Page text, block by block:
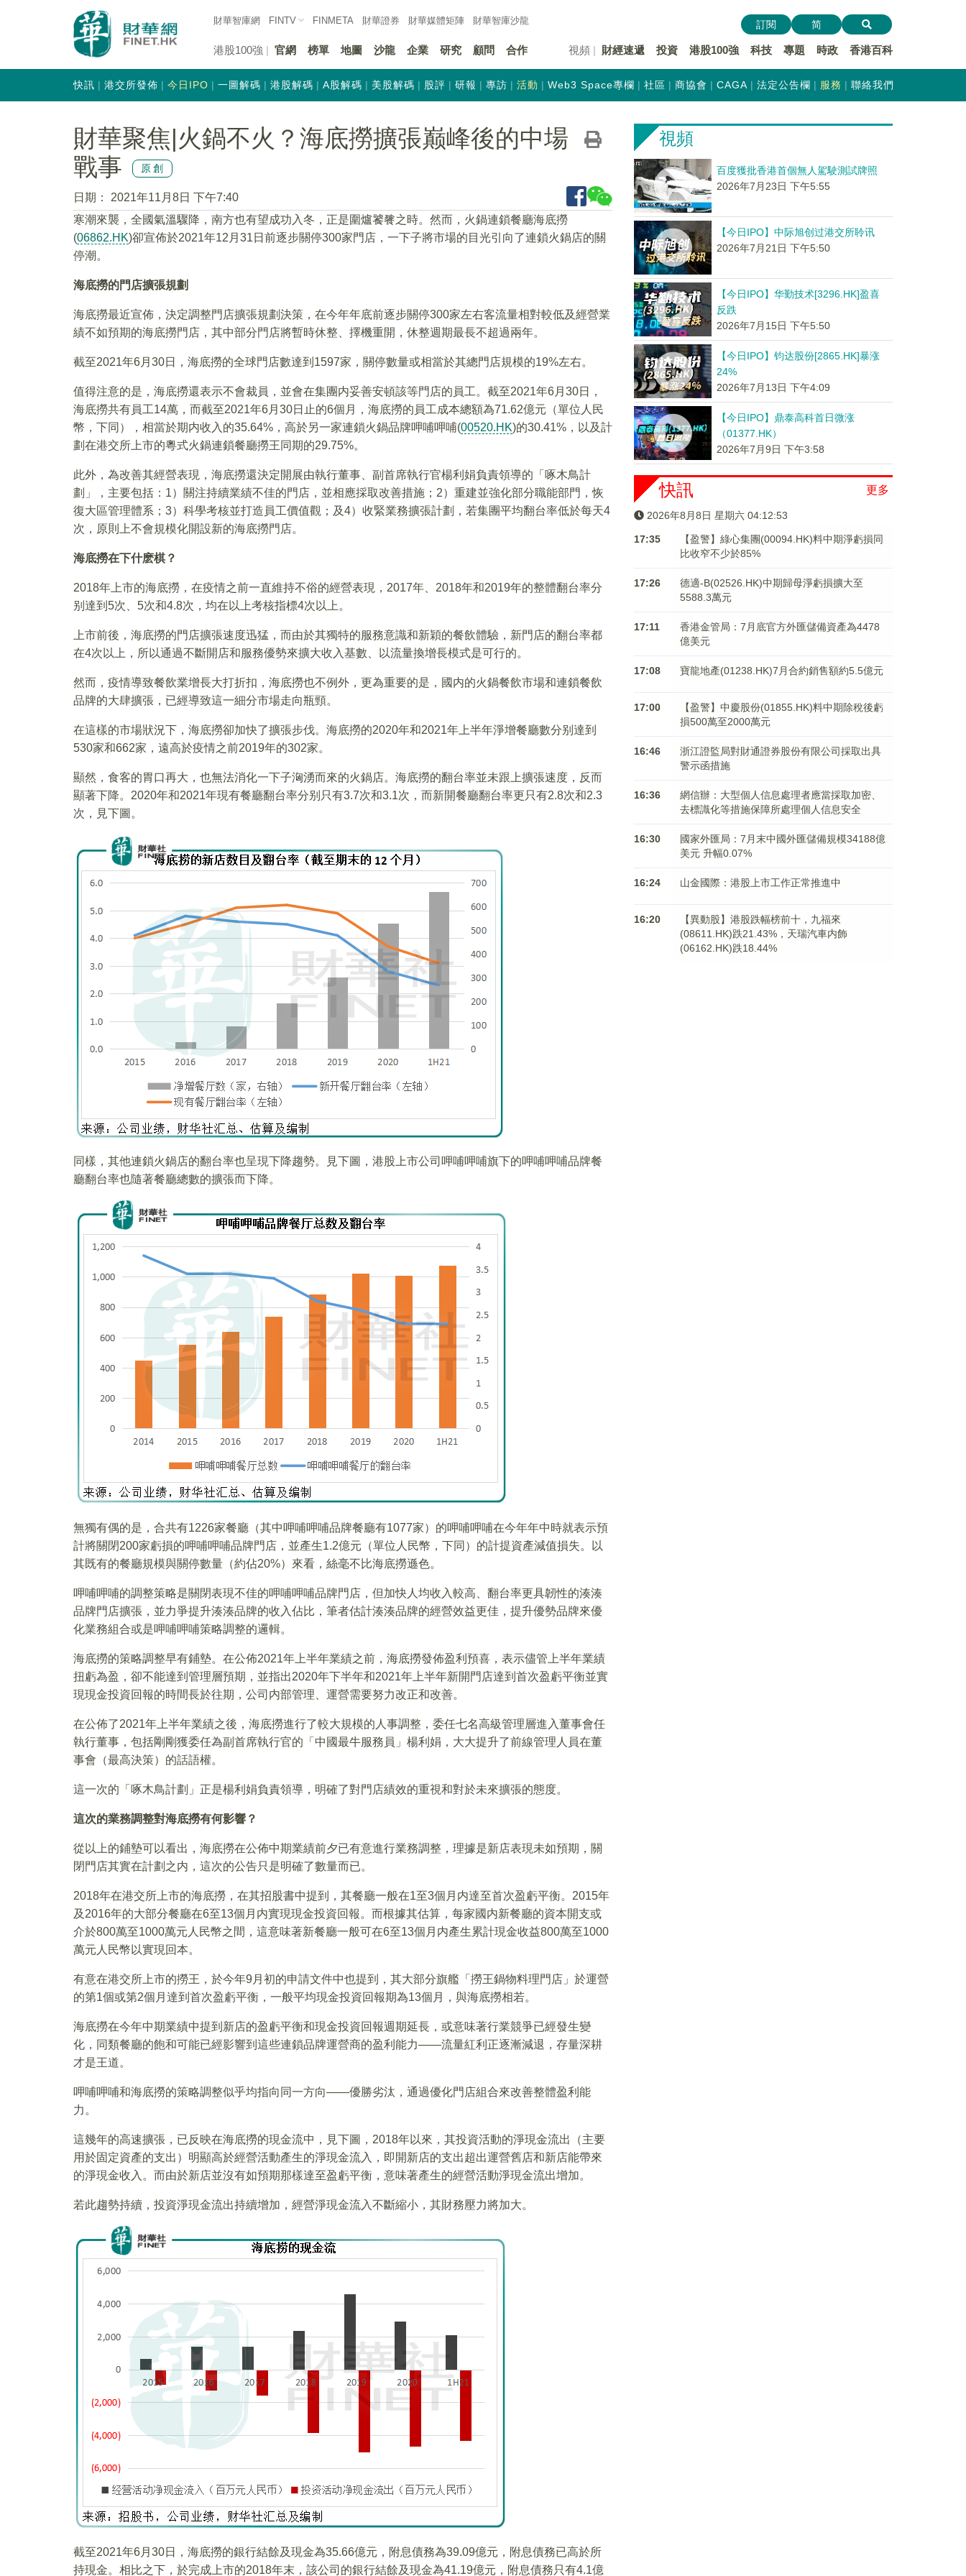
財華智庫網 FINTV FINMETA 財華證券 財華媒體矩陣 財華智庫沙龍
港股100強 官網 榜單 地圖 沙龍 企業 研究 顧問 合作 視頻 財經速遞 投資 港股100強 科技 專題 時政 香港百科
訂閱 简
快訊 港交所發佈 今日IPO 一圖解碼 港股解碼 A股解碼 美股解碼 股評 研報 專訪 活動 Web3 Space專欄 社區 商協會 CAGA 法定公告欄 服務 聯絡我們
財華聚焦|火鍋不火？海底撈擴張巅峰後的中場
戰事
原創
日期：
2021年11月8日 下午7:40
寒潮來襲，全國氣溫驟降，南方也有望成功入冬，正是圍爐饕餮之時。然而，火鍋連鎖餐廳海底撈
(06862.HK)卻宣佈於2021年12月31日前逐步關停300家門店，一下子將市場的目光引向了連鎖火鍋店的關
停潮。
海底撈的門店擴張規劃
海底撈最近宣佈，決定調整門店擴張規劃決策，在今年年底前逐步關停300家左右客流量相對較低及經營業
績不如預期的海底撈門店，其中部分門店將暫時休整、擇機重開，休整週期最長不超過兩年。
截至2021年6月30日，海底撈的全球門店數達到1597家，關停數量或相當於其總門店規模的19%左右。
值得注意的是，海底撈還表示不會裁員，並會在集團内妥善安頓該等門店的員工。截至2021年6月30日，
海底撈共有員工14萬，而截至2021年6月30日止的6個月，海底撈的員工成本總額為71.62億元（單位人民
幣，下同），相當於期内收入的35.64%，高於另一家連鎖火鍋品牌呷哺呷哺(00520.HK)的30.41%，以及計
劃在港交所上市的粵式火鍋連鎖餐廳撈王同期的29.75%。
此外，為改善其經營表現，海底撈還決定開展由執行董事、副首席執行官楊利娟負責領導的「啄木鳥計
劃」，主要包括：1）關注持續業績不佳的門店，並相應採取改善措施；2）重建並強化部分職能部門，恢
復大區管理體系；3）科學考核並打造員工價值觀；及4）收緊業務擴張計劃，若集團平均翻台率低於每天4
次，原則上不會規模化開設新的海底撈門店。
海底撈在下什麽棋？
2018年上市的海底撈，在疫情之前一直維持不俗的經營表現，2017年、2018年和2019年的整體翻台率分
别達到5次、5次和4.8次，均在以上考核指標4次以上。
上市前後，海底撈的門店擴張速度迅猛，而由於其獨特的服務意識和新穎的餐飲體驗，新門店的翻台率都
在4次以上，所以通過不斷開店和服務優勢來擴大收入基數、以流量換增長模式是可行的。
然而，疫情導致餐飲業增長大打折扣，海底撈也不例外，更為重要的是，國内的火鍋餐飲市場和連鎖餐飲
品牌的大肆擴張，已經導致這一細分市場走向瓶頸。
在這樣的市場狀況下，海底撈卻加快了擴張步伐。海底撈的2020年和2021年上半年淨增餐廳數分别達到
530家和662家，遠高於疫情之前2019年的302家。
顯然，食客的胃口再大，也無法消化一下子洶湧而來的火鍋店。海底撈的翻台率並未跟上擴張速度，反而
顯著下降。2020年和2021年現有餐廳翻台率分别只有3.7次和3.1次，而新開餐廳翻台率更只有2.8次和2.3
次，見下圖。
同樣，其他連鎖火鍋店的翻台率也呈現下降趨勢。見下圖，港股上市公司呷哺呷哺旗下的呷哺呷哺品牌餐
廳翻台率也隨著餐廳總數的擴張而下降。
無獨有偶的是，合共有1226家餐廳（其中呷哺呷哺品牌餐廳有1077家）的呷哺呷哺在今年年中時就表示預
計將關閉200家虧損的呷哺呷哺品牌門店，並產生1.2億元（單位人民幣，下同）的計提資產減值損失。以
其既有的餐廳規模與關停數量（約佔20%）來看，絲毫不比海底撈遜色。
呷哺呷哺的調整策略是關閉表現不佳的呷哺呷哺品牌門店，但加快人均收入較高、翻台率更具韌性的湊湊
品牌門店擴張，並力爭提升湊湊品牌的收入佔比，筆者估計湊湊品牌的經營效益更佳，提升優勢品牌來優
化業務組合或是呷哺呷哺策略調整的邏輯。
海底撈的策略調整早有鋪墊。在公佈2021年上半年業績之前，海底撈發佈盈利預喜，表示儘管上半年業績
扭虧為盈，卻不能達到管理層預期，並指出2020年下半年和2021年上半年新開門店達到首次盈虧平衡並實
現現金投資回報的時間長於往期，公司内部管理、運營需要努力改正和改善。
在公佈了2021年上半年業績之後，海底撈進行了較大規模的人事調整，委任七名高級管理層進入董事會任
執行董事，包括剛剛獲委任為副首席執行官的「中國最牛服務員」楊利娟，大大提升了前線管理人員在董
事會（最高決策）的話語權。
這一次的「啄木鳥計劃」正是楊利娟負責領導，明確了對門店績效的重視和對於未來擴張的態度。
這次的業務調整對海底撈有何影響？
從以上的鋪墊可以看出，海底撈在公佈中期業績前夕已有意進行業務調整，理據是新店表現未如預期，關
閉門店其實在計劃之内，這次的公告只是明確了數量而已。
2018年在港交所上市的海底撈，在其招股書中提到，其餐廳一般在1至3個月内達至首次盈虧平衡。2015年
及2016年的大部分餐廳在6至13個月内實現現金投資回報。而根據其估算，每家國内新餐廳的資本開支或
介於800萬至1000萬元人民幣之間，這意味著新餐廳一般可在6至13個月内產生累計現金收益800萬至1000
萬元人民幣以實現回本。
有意在港交所上市的撈王，於今年9月初的申請文件中也提到，其大部分旗艦「撈王鍋物料理門店」於運營
的第1個或第2個月達到首次盈虧平衡，一般平均現金投資回報期為13個月，與海底撈相若。
海底撈在今年中期業績中提到新店的盈虧平衡和現金投資回報週期延長，或意味著行業競爭已經發生變
化，同類餐廳的飽和可能已經影響到這些連鎖品牌運營商的盈利能力——流量紅利正逐漸減退，存量深耕
才是王道。
呷哺呷哺和海底撈的策略調整似乎均指向同一方向——優勝劣汰，通過優化門店組合來改善整體盈利能
力。
這幾年的高速擴張，已反映在海底撈的現金流中，見下圖，2018年以來，其投資活動的淨現金流出（主要
用於固定資產的支出）明顯高於經營活動產生的淨現金流入，即開新店的支出超出運營舊店和新店能帶來
的淨現金收入。而由於新店並沒有如預期那樣達至盈虧平衡，意味著產生的經營活動淨現金流出增加。
若此趨勢持續，投資淨現金流出持續增加，經營淨現金流入不斷縮小，其財務壓力將加大。
截至2021年6月30日，海底撈的銀行結餘及現金為35.66億元，附息債務為39.09億元，附息債務已高於所
持現金。相比之下，於完成上市的2018年末，該公司的銀行結餘及現金為41.19億元，附息債務只有4.1億
視頻
百度獲批香港首個無人駕駛測試牌照
2026年7月23日 下午5:55
【今日IPO】中际旭创过港交所聆讯
2026年7月21日 下午5:50
【今日IPO】华勤技术[3296.HK]盈喜
反跌
2026年7月15日 下午5:50
【今日IPO】钧达股份[2865.HK]暴涨
24%
2026年7月13日 下午4:09
【今日IPO】鼎泰高科首日微涨
（01377.HK）
2026年7月9日 下午3:58
更多
快訊
2026年8月8日 星期六 04:12:54
17:35
【盈警】綠心集團(00094.HK)料中期淨虧損同
比收窄不少於85%
17:26
德適-B(02526.HK)中期歸母淨虧損擴大至
5588.3萬元
17:11
香港金管局：7月底官方外匯儲備資產為4478
億美元
17:08 寶龍地產(01238.HK)7月合約銷售額約5.5億元
17:00
【盈警】中慶股份(01855.HK)料中期除稅後虧
損500萬至2000萬元
16:46
浙江證監局對財通證券股份有限公司採取出具
警示函措施
16:36
網信辦：大型個人信息處理者應當採取加密、
去標識化等措施保障所處理個人信息安全
16:30
國家外匯局：7月末中國外匯儲備規模34188億
美元 升幅0.07%
16:24 山金國際：港股上市工作正常推進中
16:20
【異動股】港股跌幅榜前十，九福來
(08611.HK)跌21.43%，天瑞汽車内飾
(06162.HK)跌18.44%